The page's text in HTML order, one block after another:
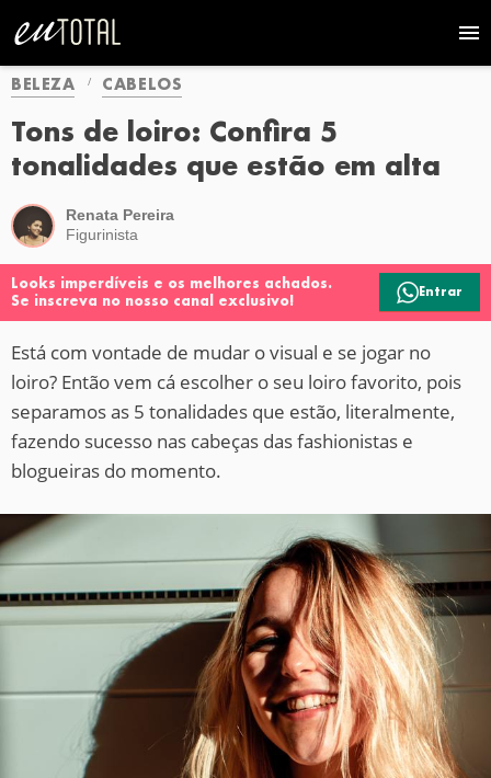
BELEZA CABELOS
Tons de loiro: Confira 5
tonalidades que estão em alta
Renata Pereira
Figurinista
Looks imperdíveis e os melhores achados.
Se inscreva no nosso canal exclusivo!
Entrar
Está com vontade de mudar o visual e se jogar no
loiro? Então vem cá escolher o seu loiro favorito, pois
separamos as 5 tonalidades que estão, literalmente,
fazendo sucesso nas cabeças das fashionistas e
blogueiras do momento.